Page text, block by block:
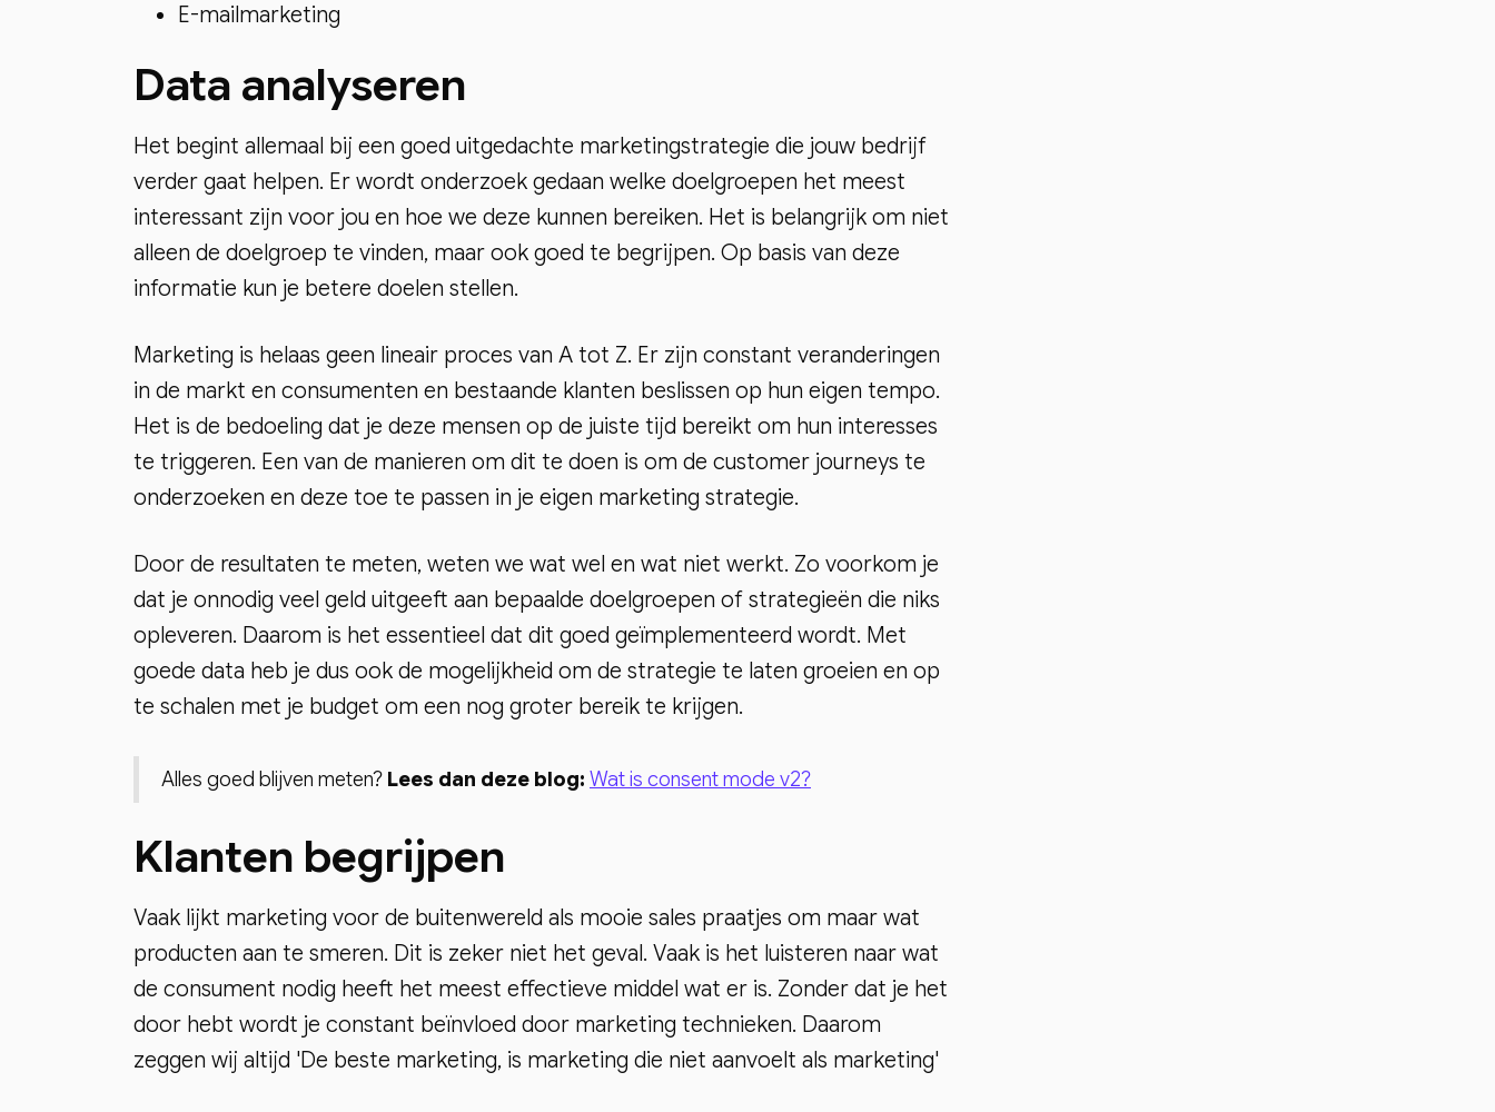
E-mailmarketing
Data analyseren
Het begint allemaal bij een goed uitgedachte marketingstrategie die jouw bedrijf
verder gaat helpen. Er wordt onderzoek gedaan welke doelgroepen het meest
interessant zijn voor jou en hoe we deze kunnen bereiken. Het is belangrijk om niet
alleen de doelgroep te vinden, maar ook goed te begrijpen. Op basis van deze
informatie kun je betere doelen stellen.
Marketing is helaas geen lineair proces van A tot Z. Er zijn constant veranderingen
in de markt en consumenten en bestaande klanten beslissen op hun eigen tempo.
Het is de bedoeling dat je deze mensen op de juiste tijd bereikt om hun interesses
te triggeren. Een van de manieren om dit te doen is om de customer journeys te
onderzoeken en deze toe te passen in je eigen marketing strategie.
Door de resultaten te meten, weten we wat wel en wat niet werkt. Zo voorkom je
dat je onnodig veel geld uitgeeft aan bepaalde doelgroepen of strategieën die niks
opleveren. Daarom is het essentieel dat dit goed geïmplementeerd wordt. Met
goede data heb je dus ook de mogelijkheid om de strategie te laten groeien en op
te schalen met je budget om een nog groter bereik te krijgen.
Alles goed blijven meten? Lees dan deze blog: Wat is consent mode v2?
Klanten begrijpen
Vaak lijkt marketing voor de buitenwereld als mooie sales praatjes om maar wat
producten aan te smeren. Dit is zeker niet het geval. Vaak is het luisteren naar wat
de consument nodig heeft het meest effectieve middel wat er is. Zonder dat je het
door hebt wordt je constant beïnvloed door marketing technieken. Daarom
zeggen wij altijd 'De beste marketing, is marketing die niet aanvoelt als marketing'